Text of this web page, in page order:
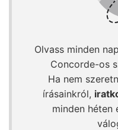
Olvass minden
Concorde-os
Ha nem
írásainkról,
minden héten